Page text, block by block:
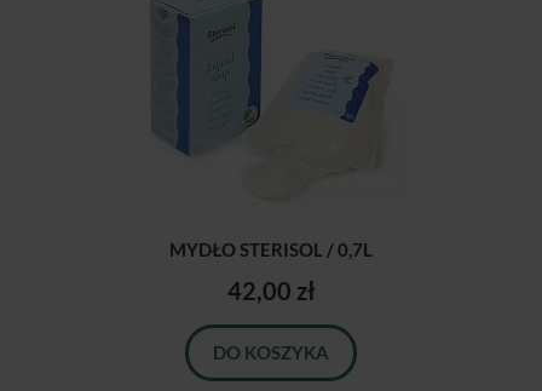
MYDŁO STERISOL / 0,7L
42,00 zł
DO KOSZYKA